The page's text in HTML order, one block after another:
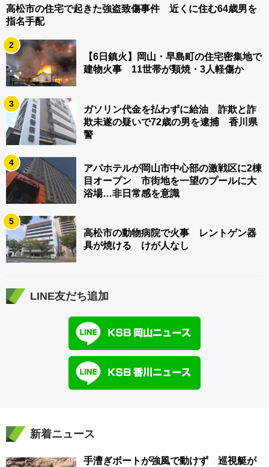
高松市の住宅で起きた強盗致傷事件 近くに住む64歳男を
指名手配
2
【6日鎮火】岡山・早島町の住宅密集地で
建物火事 11世帯が類焼・3人軽傷か
3
ガソリン代金を払わずに給油 詐欺と詐
欺未遂の疑いで72歳の男を逮捕 香川県
警
4
アパホテルが岡山市中心部の激戦区に2棟
目オープン 市街地を一望のプールに大
浴場…非日常感を意識
5
高松市の動物病院で火事 レントゲン器
具が焼ける けが人なし
LINE友だち追加
新着ニュース
手漕ぎボートが強風で動けず 巡視艇が